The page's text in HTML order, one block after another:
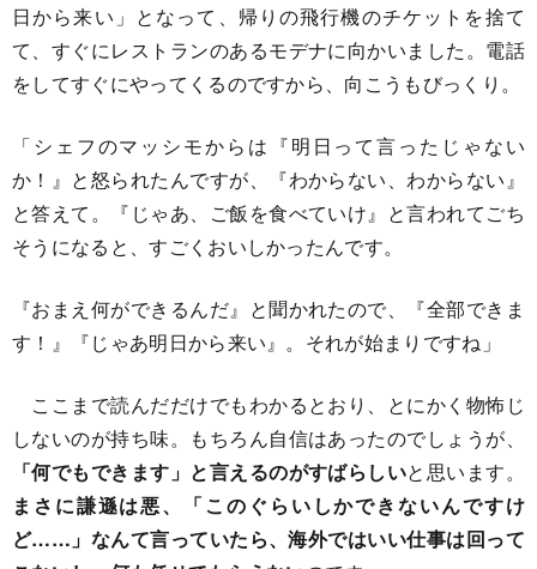
日から来い」となって、帰りの飛行機のチケットを捨て
て、すぐにレストランのあるモデナに向かいました。電話
をしてすぐにやってくるのですから、向こうもびっくり。
「シェフのマッシモからは『明日って言ったじゃない
か！』と怒られたんですが、『わからない、わからない』
と答えて。『じゃあ、ご飯を食べていけ』と言われてごち
そうになると、すごくおいしかったんです。
『おまえ何ができるんだ』と聞かれたので、『全部できま
す！』『じゃあ明日から来い』。それが始まりですね」
ここまで読んだだけでもわかるとおり、とにかく物怖じ
しないのが持ち味。もちろん自信はあったのでしょうが、
「何でもできます」と言えるのがすばらしいと思います。
まさに謙遜は悪、「このぐらいしかできないんですけ
ど……」なんて言っていたら、海外ではいい仕事は回って